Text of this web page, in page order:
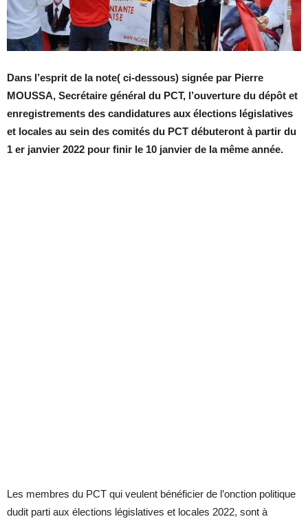
Dans l’esprit de la note( ci-dessous) signée par Pierre
MOUSSA, Secrétaire général du PCT, l’ouverture du dépôt et
enregistrements des candidatures aux élections législatives
et locales au sein des comités du PCT débuteront à partir du
1 er janvier 2022 pour finir le 10 janvier de la même année.
Les membres du PCT qui veulent bénéficier de l’onction politique
dudit parti aux élections législatives et locales 2022, sont à